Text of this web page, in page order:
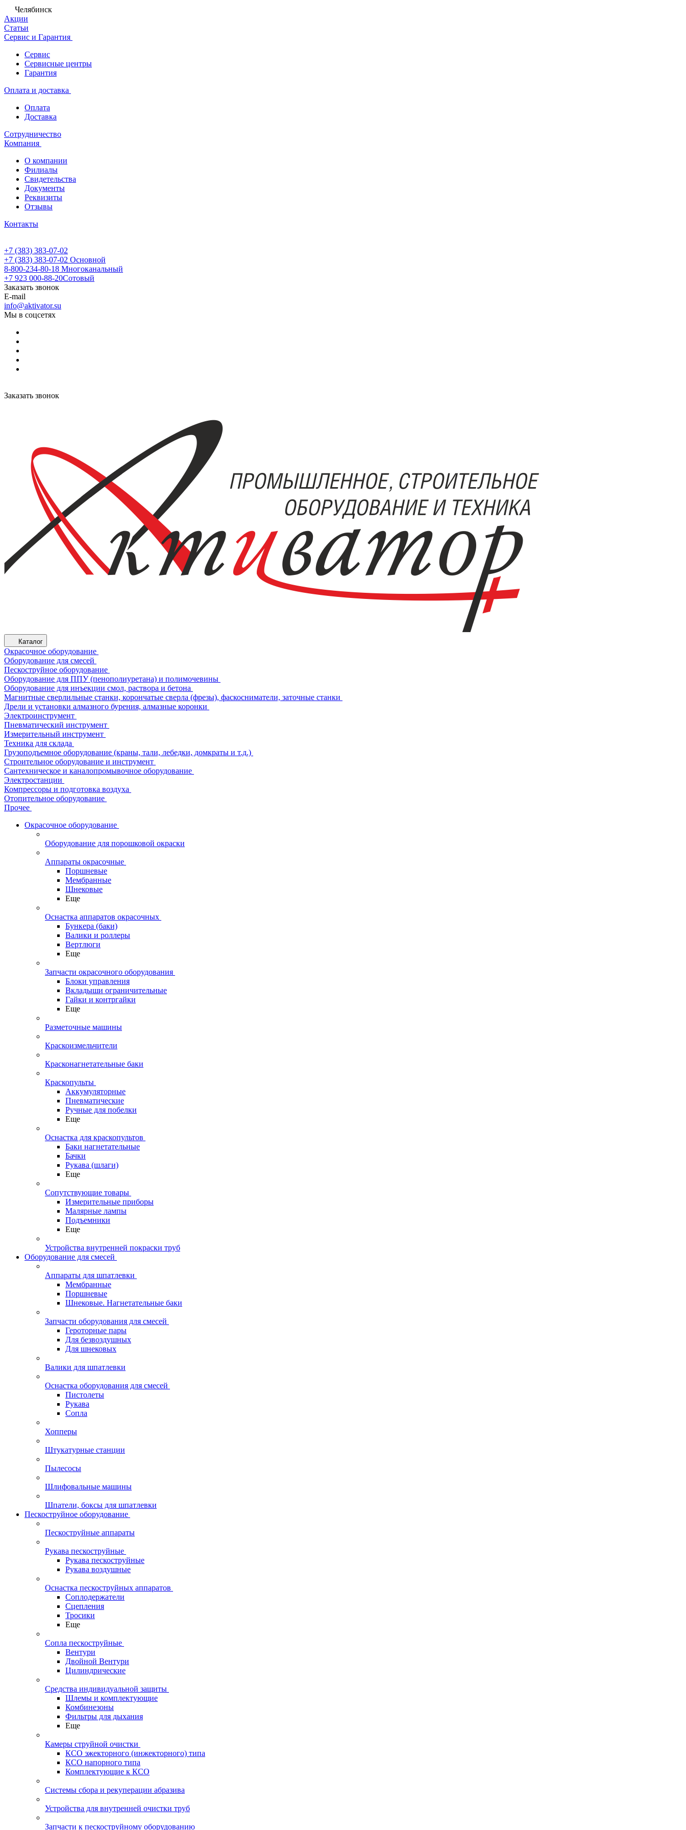
Челябинск
Акции
Статьи
Сервис и Гарантия
Сервис
Сервисные центры
Гарантия
Оплата и доставка
Оплата
Доставка
Сотрудничество
Компания
О компании
Филиалы
Свидетельства
Документы
Реквизиты
Отзывы
Контакты
+7 (383) 383-07-02
+7 (383) 383-07-02 Основной
8-800-234-80-18 Многоканальный
+7 923 000-88-20Сотовый
Заказать звонок
E-mail
info@aktivator.su
Мы в соцсетях
Заказать звонок
Каталог
Окрасочное оборудование
Оборудование для смесей
Пескоструйное оборудование
Оборудование для ППУ (пенополиуретана) и полимочевины
Оборудование для инъекции смол, раствора и бетона
Магнитные сверлильные станки, корончатые сверла (фрезы), фаскосниматели, заточные станки
Дрели и установки алмазного бурения, алмазные коронки
Электроинструмент
Пневматический инструмент
Измерительный инструмент
Техника для склада
Грузоподъемное оборудование (краны, тали, лебедки, домкраты и т.д.)
Строительное оборудование и инструмент
Сантехническое и каналопромывочное оборудование
Электростанции
Компрессоры и подготовка воздуха
Отопительное оборудование
Прочее
Окрасочное оборудование
Оборудование для порошковой окраски
Аппараты окрасочные
Поршневые
Мембранные
Шнековые
Еще
Оснастка аппаратов окрасочных
Бункера (баки)
Валики и роллеры
Вертлюги
Еще
Запчасти окрасочного оборудования
Блоки управления
Вкладыши ограничительные
Гайки и контргайки
Еще
Разметочные машины
Краскоизмельчители
Красконагнетательные баки
Краскопульты
Аккумуляторные
Пневматические
Ручные для побелки
Еще
Оснастка для краскопультов
Баки нагнетательные
Бачки
Рукава (шлаги)
Еще
Сопутствующие товары
Измерительные приборы
Малярные лампы
Подъемники
Еще
Устройства внутренней покраски труб
Оборудование для смесей
Аппараты для шпатлевки
Мембранные
Поршневые
Шнековые. Нагнетательные баки
Запчасти оборудования для смесей
Героторные пары
Для безвоздушных
Для шнековых
Валики для шпатлевки
Оснастка оборудования для смесей
Пистолеты
Рукава
Сопла
Хопперы
Штукатурные станции
Пылесосы
Шлифовальные машины
Шпатели, боксы для шпатлевки
Пескоструйное оборудование
Пескоструйные аппараты
Рукава пескоструйные
Рукава пескоструйные
Рукава воздушные
Оснастка пескоструйных аппаратов
Соплодержатели
Сцепления
Тросики
Еще
Сопла пескоструйные
Вентури
Двойной Вентури
Цилиндрические
Средства индивидуальной защиты
Шлемы и комплектующие
Комбинезоны
Фильтры для дыхания
Еще
Камеры струйной очистки
КСО эжекторного (инжекторного) типа
КСО напорного типа
Комплектующие к КСО
Системы сбора и рекуперации абразива
Устройства для внутренней очистки труб
Запчасти к пескоструйному оборудованию